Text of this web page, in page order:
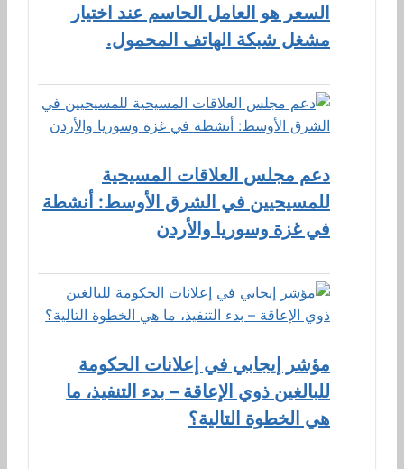
السعر هو العامل الحاسم عند اختيار
مشغل شبكة الهاتف المحمول.
دعم مجلس العلاقات المسيحية
للمسيحيين في الشرق الأوسط: أنشطة
في غزة وسوريا والأردن
مؤشر إيجابي في إعلانات الحكومة
للبالغين ذوي الإعاقة – بدء التنفيذ، ما
هي الخطوة التالية؟